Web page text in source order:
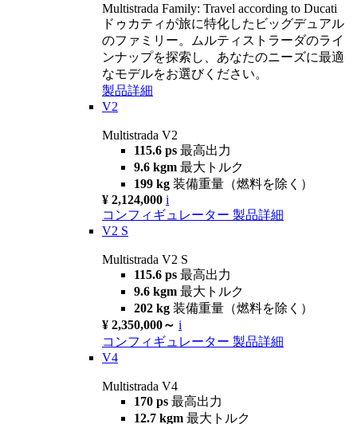
Multistrada Family: Travel according to Ducati
ドゥカティが旅に特化したビッグデュアル
のファミリー。ムルティストラーダのライ
ンナップを探索し、あなたのニーズに最適
なモデルをお選びください。
製品詳細
V2
Multistrada V2
115.6 ps 最高出力
9.6 kgm 最大トルク
199 kg 装備重量（燃料を除く）
¥ 2,124,000 i
コンフィギュレーター 製品詳細
V2 S
Multistrada V2 S
115.6 ps 最高出力
9.6 kgm 最大トルク
202 kg 装備重量（燃料を除く）
¥ 2,350,000～ i
コンフィギュレーター 製品詳細
V4
Multistrada V4
170 ps 最高出力
12.7 kgm 最大トルク